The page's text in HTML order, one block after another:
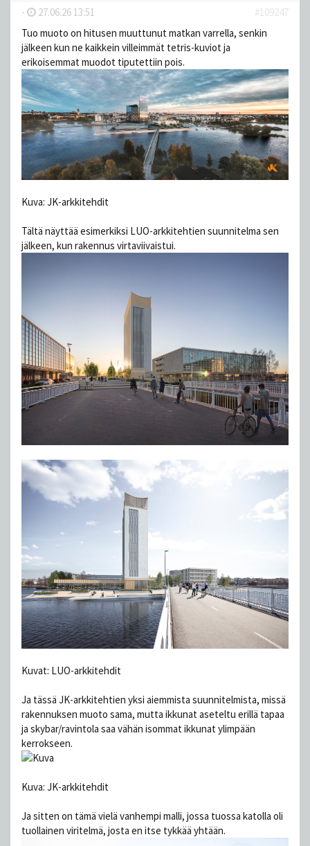
- 27.06.26 13:51
#109247
Tuo muoto on hitusen muuttunut matkan varrella, senkin
jälkeen kun ne kaikkein villeimmät tetris-kuviot ja
erikoisemmat muodot tiputettiin pois.
Kuva: JK-arkkitehdit
Tältä näyttää esimerkiksi LUO-arkkitehtien suunnitelma sen
jälkeen, kun rakennus virtaviivaistui.
Kuvat: LUO-arkkitehdit
Ja tässä JK-arkkitehtien yksi aiemmista suunnitelmista, missä
rakennuksen muoto sama, mutta ikkunat aseteltu erillä tapaa
ja skybar/ravintola saa vähän isommat ikkunat ylimpään
kerrokseen.
Kuva: JK-arkkitehdit
Ja sitten on tämä vielä vanhempi malli, jossa tuossa katolla oli
tuollainen viritelmä, josta en itse tykkää yhtään.